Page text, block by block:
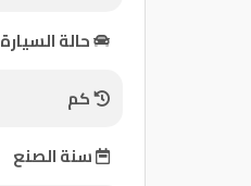
حالة السيارة
كم
سنة الصنع